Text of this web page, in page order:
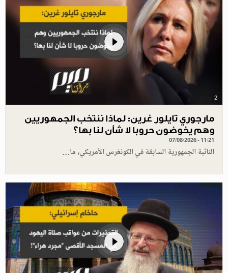
2
مارجوري تايلور غرين: لماذا ننتخب الجمهوريين
وهم يخوضون حروبا لا شأن لنا بها؟
07/08/2026 - 11:21
النائبة الجمهورية السابقة في الكونغرس الأمريكي، ما…